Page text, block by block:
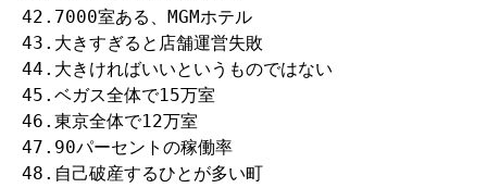
42.7000室ある、MGMホテル
43.大きすぎると店舗運営失敗
44.大きければいいというものではない
45.ベガス全体で15万室
46.東京全体で12万室
47.90パーセントの稼働率
48.自己破産するひとが多い町